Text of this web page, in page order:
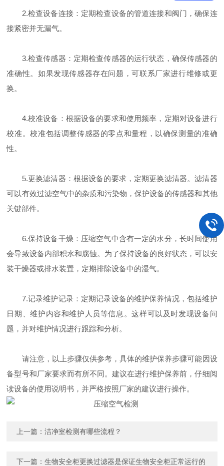
2.检查设备连接：定期检查设备的管道连接和阀门，确保连
接紧密并无漏气。
3.检查传感器：定期检查传感器的运行状态，确保传感器的
准确性。如果发现传感器存在问题，可联系厂家进行维修或更
换。
4.校准设备：根据设备的要求和使用频率，定期对设备进行
校准。校准包括调整传感器的零点和量程，以确保测量的准确
性。
5.更换滤清器：根据设备的要求，定期更换滤清器。滤清器
可以有效过滤空气中的杂质和污染物，保护设备的传感器和其他
关键部件。
6.保持设备干燥：压缩空气中含有一定的水分，长时间使用
会导致设备内部积水和腐蚀。为了保持设备的良好状态，可以安
装干燥器或排水装置，定期排除设备中的湿气。
7.记录维护记录：定期记录设备的维护保养情况，包括维护
日期、维护内容和维护人员等信息。这样可以及时发现设备问
题，并对维护情况进行跟踪和分析。
请注意，以上步骤仅供参考，具体的维护保养步骤可能因设
备型号和厂家要求而有所不同。建议在进行维护保养前，仔细阅
读设备的使用说明书，并严格按照厂家的建议进行操作。
上一篇：洁净室检测有哪些流程？
下一篇：生物安全柜更换过滤器是保证生物安全柜正常运行的